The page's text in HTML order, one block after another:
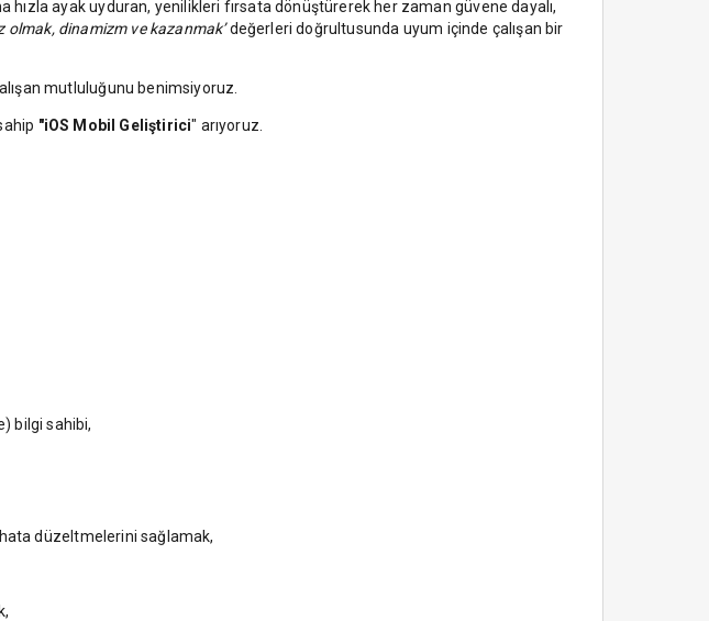
hızla ayak uyduran, yenilikleri fırsata dönüştürerek her zaman güvene dayalı,
olmak, dinamizm ve kazanmak’değerleri doğrultusunda uyum içinde çalışan bir
mutluluğunu benimsiyoruz.
"iOS Mobil Geliştirici" arıyoruz.
bilgi sahibi,
hata düzeltmelerini sağlamak,